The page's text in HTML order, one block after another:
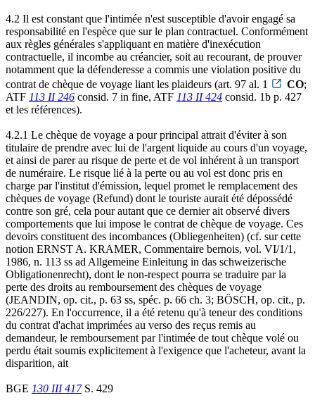
4.2 Il est constant que l'intimée n'est susceptible d'avoir engagé sa
responsabilité en l'espèce que sur le plan contractuel. Conformément
aux règles générales s'appliquant en matière d'inexécution
contractuelle, il incombe au créancier, soit au recourant, de prouver
notamment que la défenderesse a commis une violation positive du
contrat de chèque de voyage liant les plaideurs (art. 97 al. 1
CO;
ATF 113 II 246 consid. 7 in fine, ATF 113 II 424 consid. 1b p. 427
et les références).
4.2.1 Le chèque de voyage a pour principal attrait d'éviter à son
titulaire de prendre avec lui de l'argent liquide au cours d'un voyage,
et ainsi de parer au risque de perte et de vol inhérent à un transport
de numéraire. Le risque lié à la perte ou au vol est donc pris en
charge par l'institut d'émission, lequel promet le remplacement des
chèques de voyage (Refund) dont le touriste aurait été dépossédé
contre son gré, cela pour autant que ce dernier ait observé divers
comportements que lui impose le contrat de chèque de voyage. Ces
devoirs constituent des incombances (Obliegenheiten) (cf. sur cette
notion ERNST A. KRAMER, Commentaire bernois, vol. VI/1/1,
1986, n. 113 ss ad Allgemeine Einleitung in das schweizerische
Obligationenrecht), dont le non-respect pourra se traduire par la
perte des droits au remboursement des chèques de voyage
(JEANDIN, op. cit., p. 63 ss, spéc. p. 66 ch. 3; BÖSCH, op. cit., p.
226/227). En l'occurrence, il a été retenu qu'à teneur des conditions
du contrat d'achat imprimées au verso des reçus remis au
demandeur, le remboursement par l'intimée de tout chèque volé ou
perdu était soumis explicitement à l'exigence que l'acheteur, avant la
disparition, ait
BGE 130 III 417S. 429